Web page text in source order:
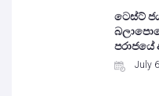
ටෙස්ට්
July